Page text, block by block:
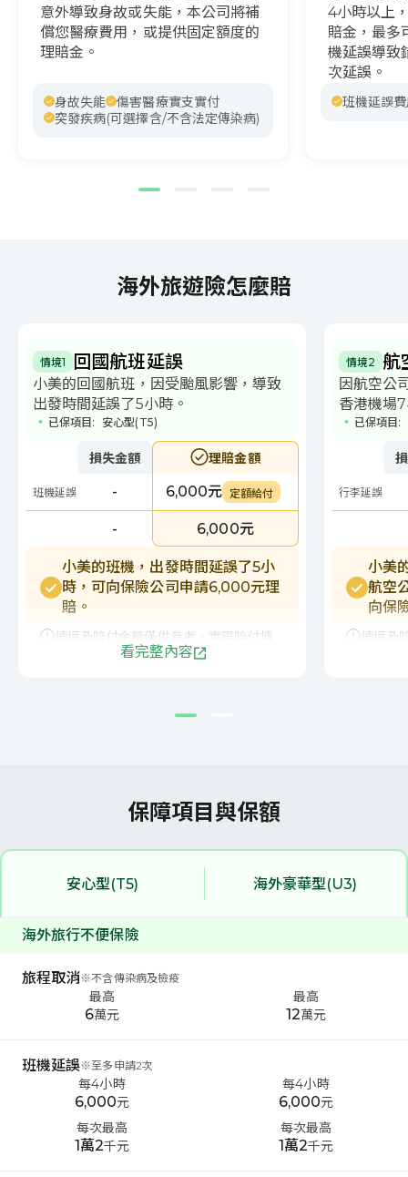
意外導致身故或失能，本公司將補
償您醫療費用，或提供固定額度的
理賠金。
身故失能
傷害醫療實支實付
突發疾病(可選擇含/不含法定傳染病)
4小時以上
賠金，最多
機延誤導致
次延誤。
班機延誤
海外旅遊險怎麼賠
情境1 回國航班延誤
小美的回國航班，因受颱風影響，導致
出發時間延誤了5小時。
已保項目: 安心型(T5)
損失金額 理賠金額
班機延誤 - 6,000元 定額給付
- 6,000元
小美的班機，出發時間延誤了5小
時，可向保險公司申請6,000元理
賠。
情境及賠付金額僅供參考，實際賠付情
形需依檢附之文件審核，以審核結果為
看完整內容
情境2 航
因航空公
香港機場
已保項目:
行李延誤
小美
航空
向保
情境及
保障項目與保額
安心型(T5) 海外豪華型(U3)
海外旅行不便保險
旅程取消※不含傳染病及檢疫
最高
6萬元
最高
12萬元
班機延誤※至多申請2次
每4小時
6,000元
每4小時
6,000元
每次最高
1萬2千元
每次最高
1萬2千元